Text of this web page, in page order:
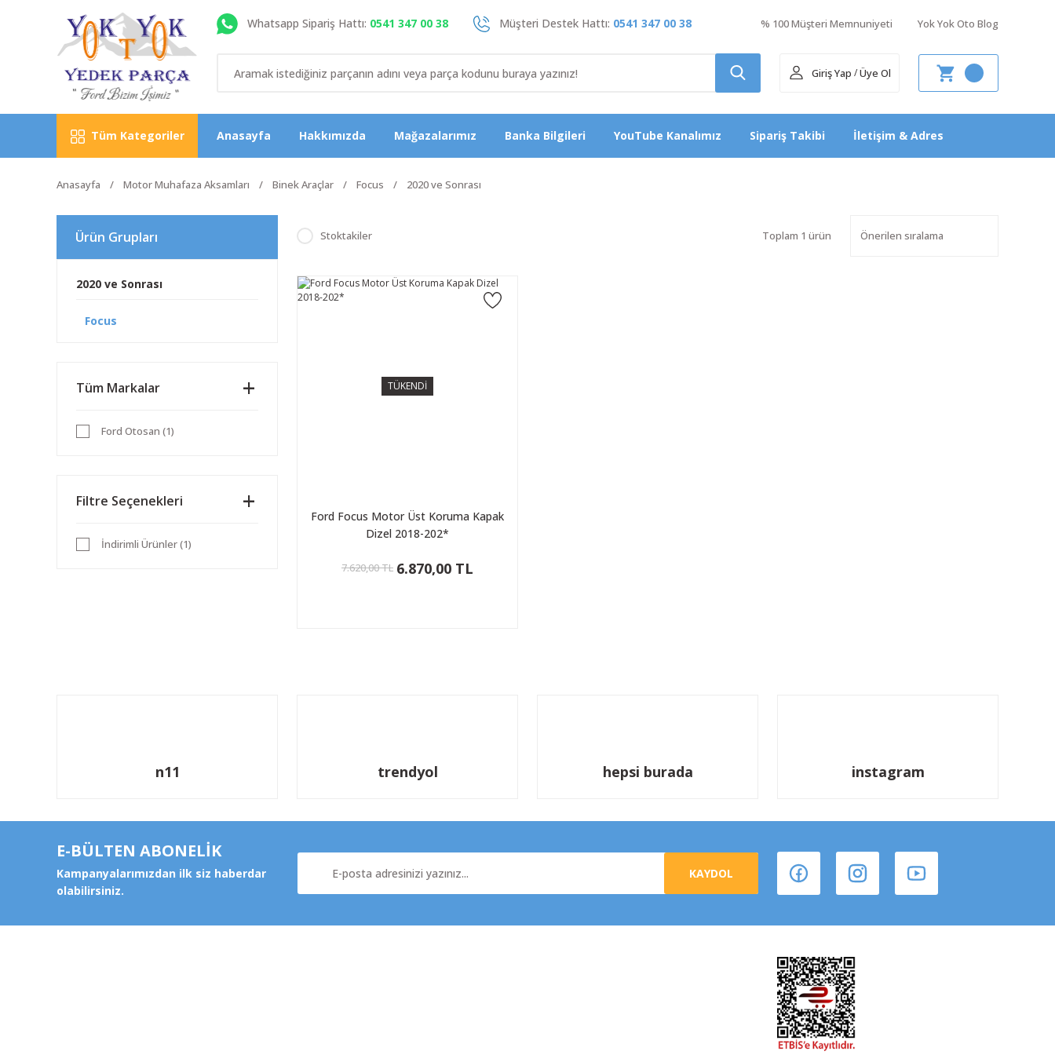
Whatsapp Sipariş Hattı: 0541 347 00 38 Müşteri Destek Hattı: 0541 347 00 38 % 100 Müşteri Memnuniyeti Yok Yok Oto Blog
Giriş Yap /Üye Ol
Tüm Kategoriler Anasayfa Hakkımızda Mağazalarımız Banka Bilgileri YouTube Kanalımız Sipariş Takibi İletişim & Adres
Anasayfa Motor Muhafaza Aksamları Binek Araçlar Focus 2020 ve Sonrası
Ürün Grupları
2020 ve Sonrası
Focus
Tüm Markalar
Ford Otosan (1)
Filtre Seçenekleri
İndirimli Ürünler (1)
Stoktakiler Toplam 1 ürün
TÜKENDİ
Ford Focus Motor Üst Koruma Kapak
Dizel 2018-202*
7.620,00 TL 6.870,00 TL
n11 trendyol hepsi burada instagram
E-BÜLTEN ABONELİK
Kampanyalarımızdan ilk siz haberdar
olabilirsiniz.
KAYDOL